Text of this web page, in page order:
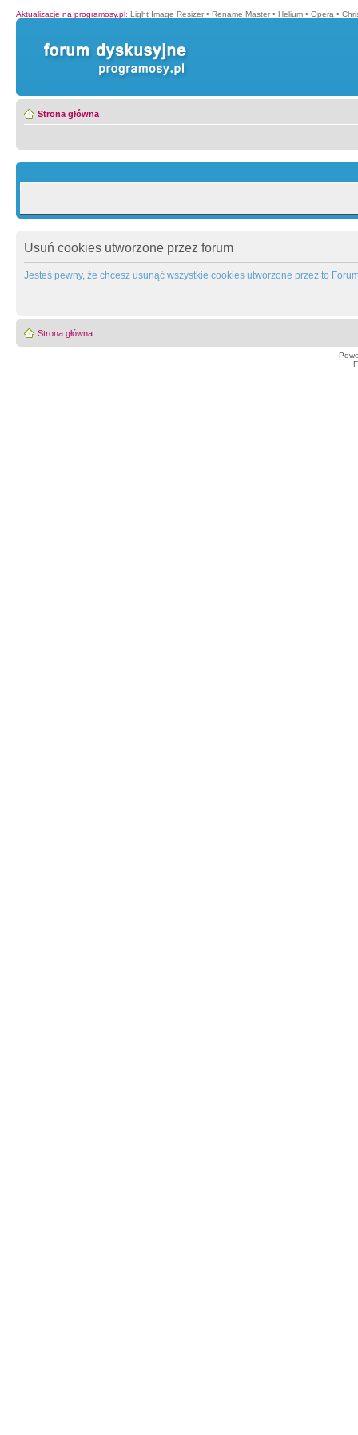
Aktualizacje na programosy.pl: Light Image Resizer • Rename Master • Helium • Opera •
Strona główna
Usuń cookies utworzone przez forum
Jesteś pewny, że chcesz usunąć wszystkie cookies utworzone przez to
Strona główna